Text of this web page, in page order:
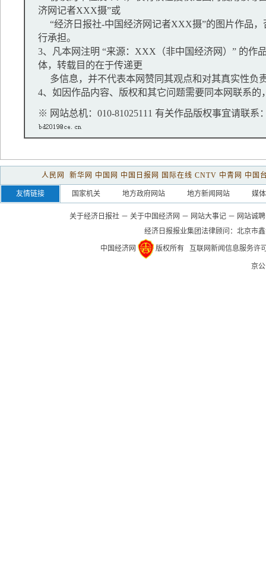
济网记者XXX摄”或
“经济日报社-中国经济网记者XXX摄”的图片作品，
行承担。
3、凡本网注明 “来源：XXX（非中国经济网）” 的作
体，转载目的在于传递更
多信息，并不代表本网赞同其观点和对其真实性负
4、如因作品内容、版权和其它问题需要同本网联系的
※ 网站总机：010-81025111 有关作品版权事宜请联系
人民网 新华网 中国网 中国日报网 国际在线 CNTV 中青网 中国
友情链接 国家机关 地方政府网站 地方新闻网站 媒
关于经济日报社 － 关于中国经济网 － 网站大事记 － 网站诚聘
经济日报报业集团法律顾问： 北京市
中国经济网 版权所有 互联网新闻信息服务许
京